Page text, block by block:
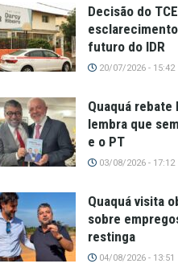
Decisão do
futuro do IDR
20/07/2026 - 15:42
Quaquá rebate
lembra que
e o PT
03/08/2026 - 17:12
Quaquá visita
sobre
restinga
04/08/2026 - 13:51